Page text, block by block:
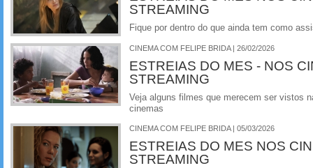
STREAMING
Fique por dentro do que ainda tem como
CINEMA COM FELIPE BRIDA | 26/02/2026
ESTREIAS DO MES - NOS
STREAMING
Veja alguns filmes que merecem ser vistos
cinemas
CINEMA COM FELIPE BRIDA | 05/03/2026
ESTREIAS DO MES NOS
STREAMING